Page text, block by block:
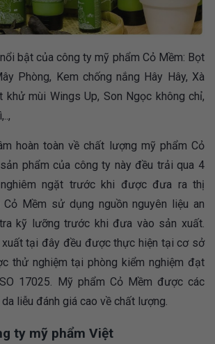
bật của công ty mỹ phẩm Cỏ Mềm: Bọt
Phòng, Kem chống nắng Hây Hây, Xà
khử mùi Wings Up, Son Ngọc không chỉ,
hoàn toàn về chất lượng mỹ phẩm Cỏ
phẩm của công ty này đều trải qua 4
ngặt trước khi được đưa ra thị
Mềm sử dụng nguồn nguyên liệu an
kỹ lưỡng trước khi đưa vào sản xuất.
tại đây đều được thực hiện tại cơ sở
thử nghiệm tại phòng kiểm nghiệm đạt
17025. Mỹ phẩm Cỏ Mềm được các
liễu đánh giá cao về chất lượng.
ty mỹ phẩm Việt